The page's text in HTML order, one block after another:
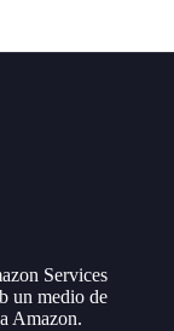
Services
un medio de
Amazon.